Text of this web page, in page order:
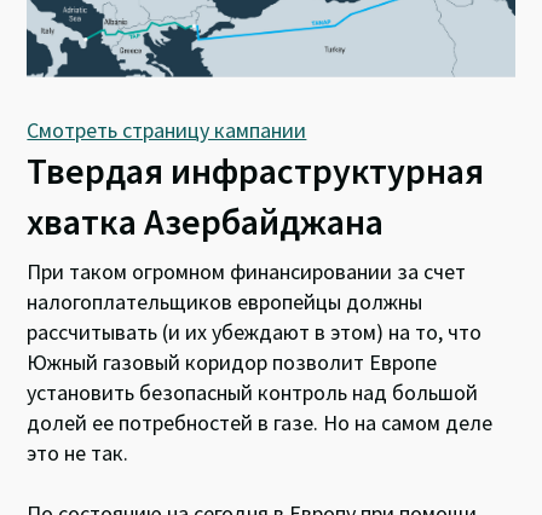
Смотреть страницу кампании
Твердая инфраструктурная
хватка Азербайджана
При таком огромном финансировании за счет
налогоплательщиков европейцы должны
рассчитывать (и их убеждают в этом) на то, что
Южный газовый коридор позволит Европе
установить безопасный контроль над большой
долей ее потребностей в газе. Но на самом деле
это не так.